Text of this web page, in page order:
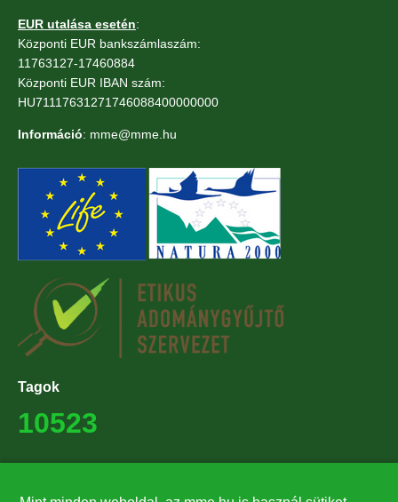
EUR utalása esetén:
Központi EUR bankszámlaszám:
11763127-17460884
Központi EUR IBAN szám:
HU71117631271746088400000000
Információ: mme@mme.hu
Tagok
10523